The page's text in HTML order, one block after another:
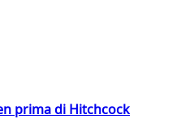
prima di Hitchcock